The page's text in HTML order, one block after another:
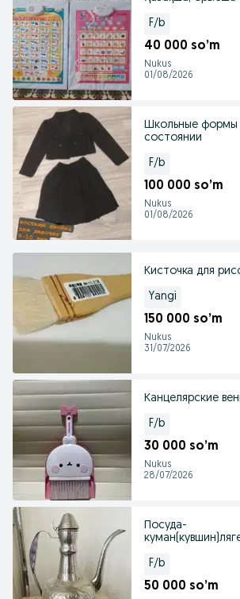
F/b
40 000 so’m
Nukus
01/08/2026
Школьные формы
состоянии
F/b
100 000 so’m
Nukus
01/08/2026
Кисточка для
Yangi
150 000 so’m
Nukus
31/07/2026
Канцелярские
F/b
30 000 so’m
Nukus
28/07/2026
Посуда-
F/b
50 000 so’m